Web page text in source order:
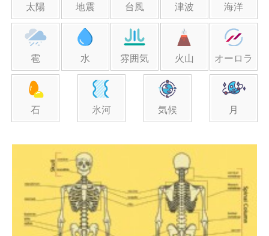
太陽 地震 台風 津波 海洋
雹 水 雰囲気 火山 オーロラ
石 氷河 気候 月